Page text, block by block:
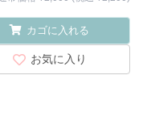
カゴに入れる
お気に入り